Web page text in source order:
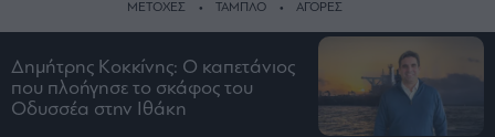
Ειδήσεις
ΜΕΤΟΧΕΣ ΤΑΜΠΛΟ ΑΓΟΡΕΣ
Δημήτρης Κοκκίνης: Ο καπετάνιος
που πλοήγησε το σκάφος του
Οδυσσέα στην Ιθάκη